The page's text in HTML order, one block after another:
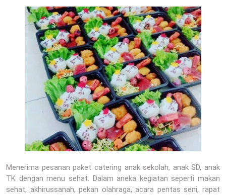
Menerima pesanan paket catering anak sekolah, anak SD, anak
TK dengan menu sehat. Dalam aneka kegiatan seperti makan
sehat, akhirussanah, pekan olahraga, acara pentas seni, rapat